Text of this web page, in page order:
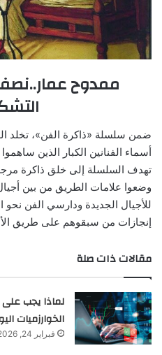
ممدوح
ضمن سلسلة «ذاكرة الفن»، تخلد
أسماء الفنانين الكبار الذين
تهدف السلسلة إلى خلق ذاكرة
وضعوا علامات الطريق من بين
للأجيال الجديدة ودارسي الفن
إنجازات من سبقوهم على طريق
مقالات ذات صلة
لماذا يجب على
الخوارزميات
فبراير 24, 2026